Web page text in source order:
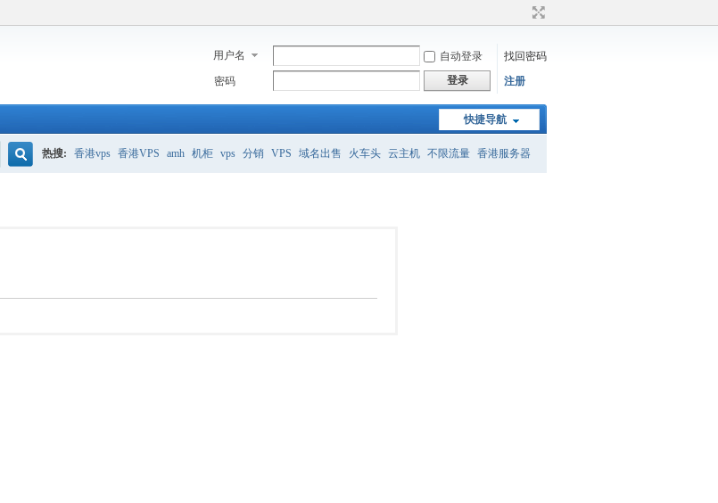
用户名 自动登录
找回密码
密码
登录 注册
快捷导航
热搜: 香港vps 香港VPS amh 机柜 vps 分销 VPS 域名出售 火车头 云主机 不限流量 香港服务器